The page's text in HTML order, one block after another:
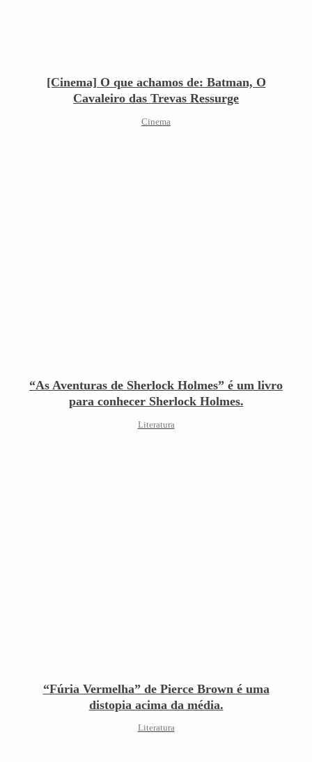
[Cinema] O que achamos de: Batman, O
Cavaleiro das Trevas Ressurge
Cinema
“As Aventuras de Sherlock Holmes” é um livro
para conhecer Sherlock Holmes.
Literatura
“Fúria Vermelha” de Pierce Brown é uma
distopia acima da média.
Literatura